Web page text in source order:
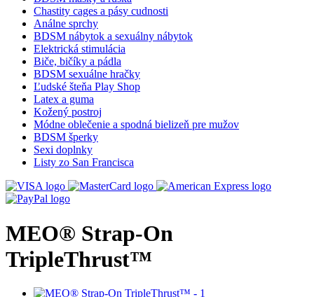
Chastity cages a pásy cudnosti
Análne sprchy
BDSM nábytok a sexuálny nábytok
Elektrická stimulácia
Biče, bičíky a pádla
BDSM sexuálne hračky
Ľudské šteňa Play Shop
Latex a guma
Kožený postroj
Módne oblečenie a spodná bielizeň pre mužov
BDSM šperky
Sexi doplnky
Listy zo San Francisca
MEO® Strap-On
TripleThrust™